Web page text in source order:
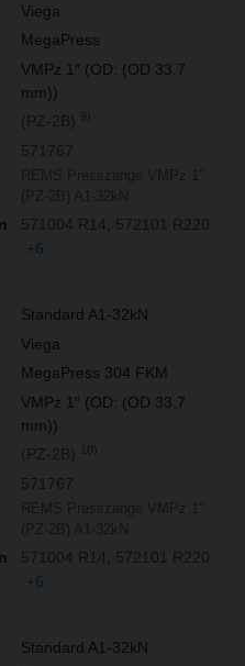
Viega
MegaPress
VMPz 1″ (OD: (OD 33,7
mm))
(PZ-2B)
9)
571767
571004 R14
572101 R220
+6
Standard A1-32kN
Viega
MegaPress 304 FKM
VMPz 1″ (OD: (OD 33,7
mm))
(PZ-2B)
10)
571767
571004 R14
572101 R220
+6
Standard A1-32kN